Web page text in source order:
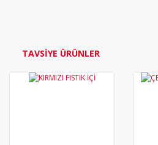
TAVSİYE ÜRÜNLER